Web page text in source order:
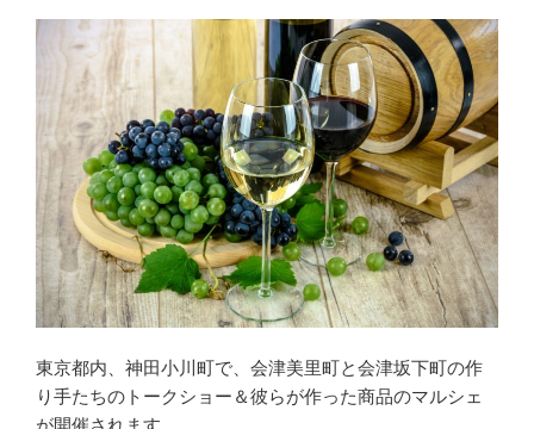
東京都内、神田小川町で、会津美里町と会津坂下町の作
り手たちのトークショー＆彼らが作った商品のマルシェ
が開催されます。